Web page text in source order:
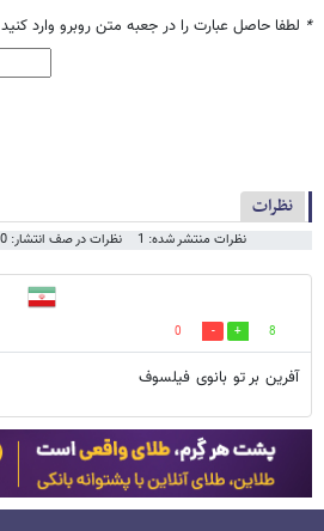
* لطفا حاصل عبارت را در جعبه متن روبرو وارد کنید
نظرات
نظرات منتشر شده: 1 نظرات در صف انتشار: 0
8
0
آفرین بر تو بانوی فیلسوف